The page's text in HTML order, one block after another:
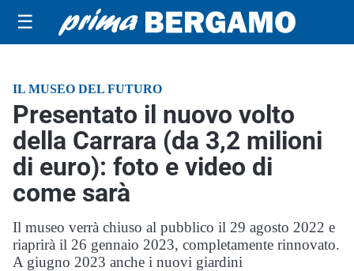
☰
IL MUSEO DEL FUTURO
Presentato il nuovo volto
della Carrara (da 3,2 milioni
di euro): foto e video di
come sarà
Il museo verrà chiuso al pubblico il 29 agosto 2022 e
riaprirà il 26 gennaio 2023, completamente rinnovato.
A giugno 2023 anche i nuovi giardini